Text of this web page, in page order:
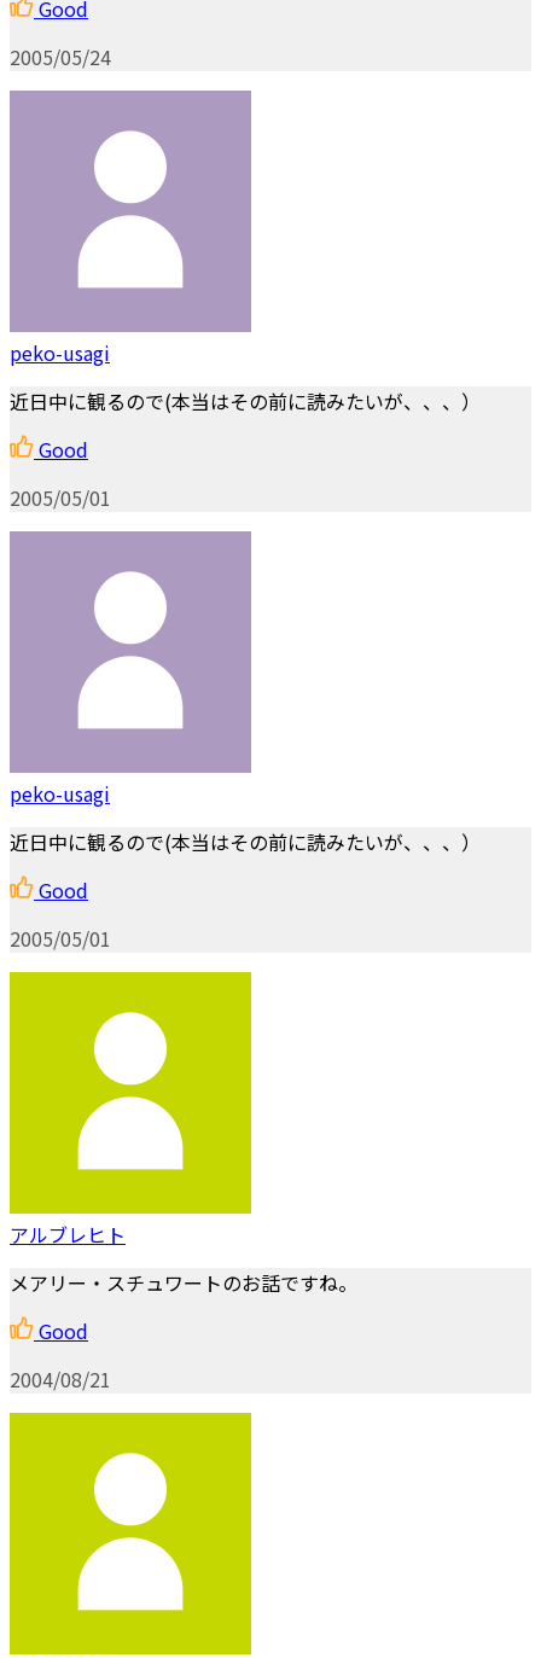
Good
2005/05/24
peko-usagi
近日中に観るので(本当はその前に読みたいが、、、）
Good
2005/05/01
peko-usagi
近日中に観るので(本当はその前に読みたいが、、、）
Good
2005/05/01
アルブレヒト
メアリー・スチュワートのお話ですね。
Good
2004/08/21